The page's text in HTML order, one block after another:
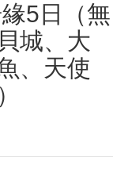
5日（無
城、大
、天使